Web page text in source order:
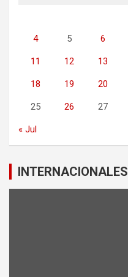
4 5 6
11 12 13
18 19 20
25 26 27
« Jul
INTERNACIONALES